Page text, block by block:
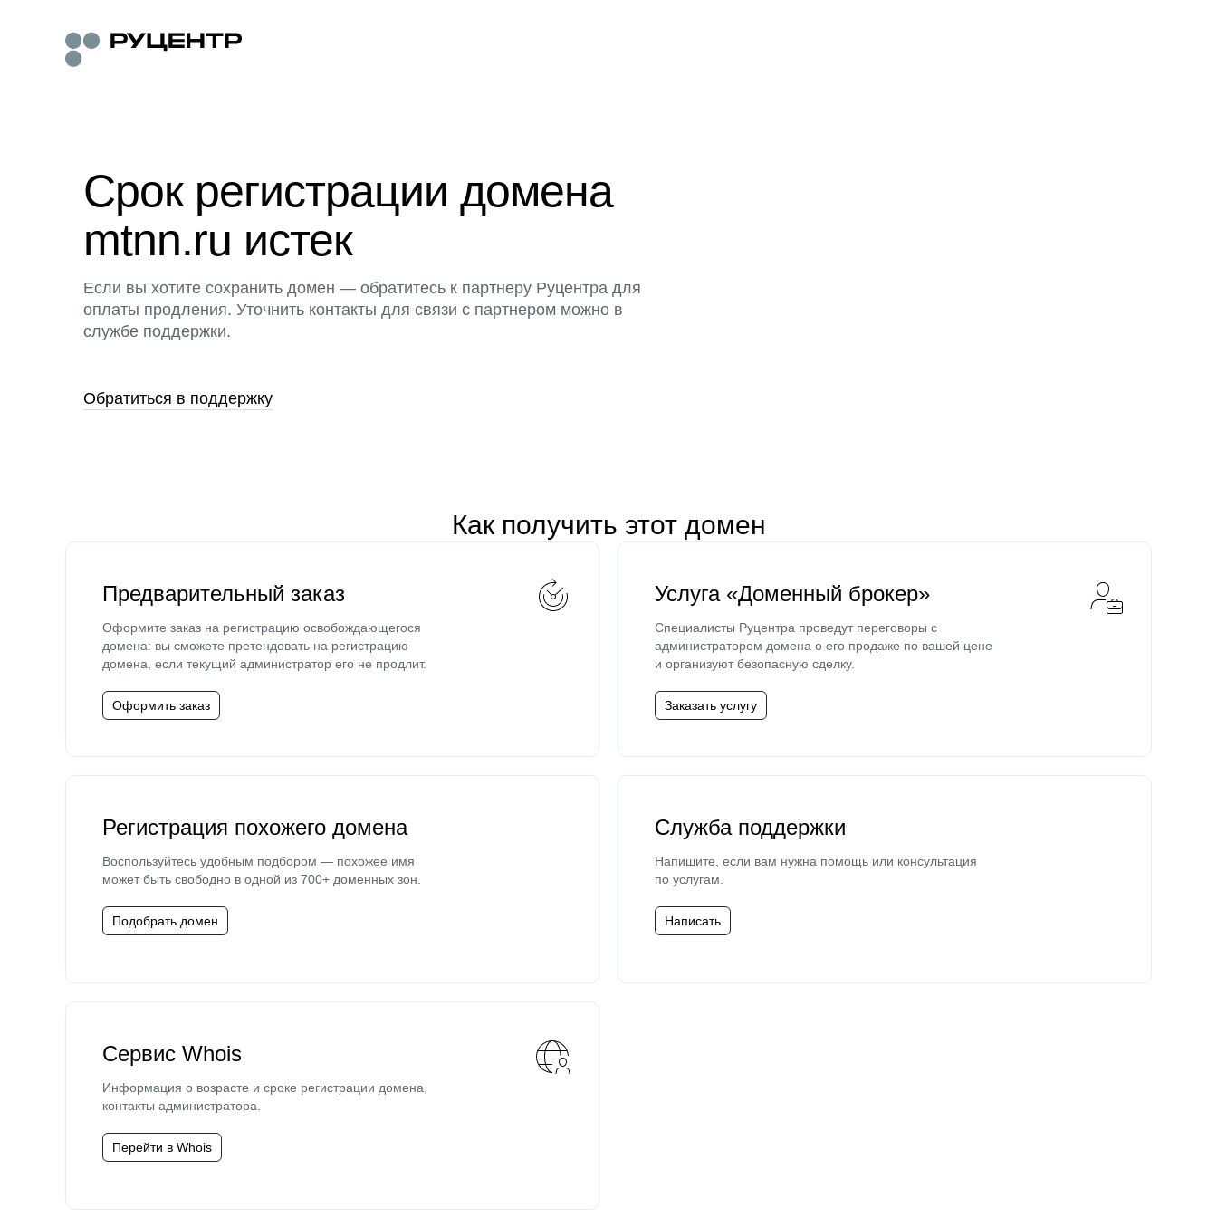
Срок регистрации домена
mtnn.ru истек
Если вы хотите сохранить домен — обратитесь к партнеру Руцентра для
оплаты продления. Уточнить контакты для связи с партнером можно в
службе поддержки.
Обратиться в поддержку
Как получить этот домен
Предварительный заказ
Оформите заказ на регистрацию освобождающегося
домена: вы сможете претендовать на регистрацию
домена, если текущий администратор его не продлит.
Оформить заказ
Услуга «Доменный брокер»
Специалисты Руцентра проведут переговоры с
администратором домена о его продаже по вашей цене
и организуют безопасную сделку.
Заказать услугу
Регистрация похожего домена
Воспользуйтесь удобным подбором — похожее имя
может быть свободно в одной из 700+ доменных зон.
Подобрать домен
Служба поддержки
Напишите, если вам нужна помощь или консультация
по услугам.
Написать
Сервис Whois
Информация о возрасте и сроке регистрации домена,
контакты администратора.
Перейти в Whois